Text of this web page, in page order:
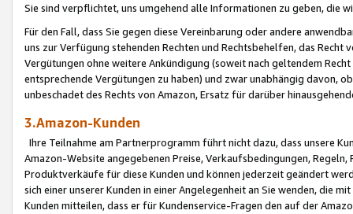
Sie sind verpflichtet, uns umgehend alle Informationen zu geben, die
Für den Fall, dass Sie gegen diese Vereinbarung oder andere
uns zur Verfügung stehenden Rechten und Rechtsbehelfen, das
Vergütungen ohne weitere Ankündigung (soweit nach geltendem
entsprechende Vergütungen zu haben) und zwar unabhängig davon,
unbeschadet des Rechts von Amazon, Ersatz für darüber
3.Amazon-Kunden
Ihre Teilnahme am Partnerprogramm führt nicht dazu, dass unsere
Amazon-Website angegebenen Preise, Verkaufsbedingungen,
Produktverkäufe für diese Kunden und können jederzeit geändert
sich einer unserer Kunden in einer Angelegenheit an Sie wenden, die
Kunden mitteilen, dass er für Kundenservice-Fragen den auf der